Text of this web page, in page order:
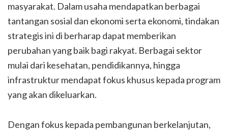
masyarakat. Dalam usaha mendapatkan berbagai
tantangan sosial dan ekonomi serta ekonomi, tindakan
strategis ini di berharap dapat memberikan
perubahan yang baik bagi rakyat. Berbagai sektor
mulai dari kesehatan, pendidikannya, hingga
infrastruktur mendapat fokus khusus kepada program
yang akan dikeluarkan.
Dengan fokus kepada pembangunan berkelanjutan,